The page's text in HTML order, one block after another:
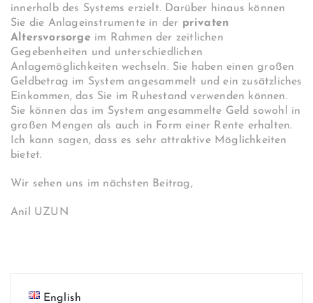
innerhalb des Systems erzielt. Darüber hinaus können
Sie die Anlageinstrumente in der privaten
Altersvorsorge im Rahmen der zeitlichen
Gegebenheiten und unterschiedlichen
Anlagemöglichkeiten wechseln. Sie haben einen großen
Geldbetrag im System angesammelt und ein zusätzliches
Einkommen, das Sie im Ruhestand verwenden können.
Sie können das im System angesammelte Geld sowohl in
großen Mengen als auch in Form einer Rente erhalten.
Ich kann sagen, dass es sehr attraktive Möglichkeiten
bietet.
Wir sehen uns im nächsten Beitrag,
Anil UZUN
English